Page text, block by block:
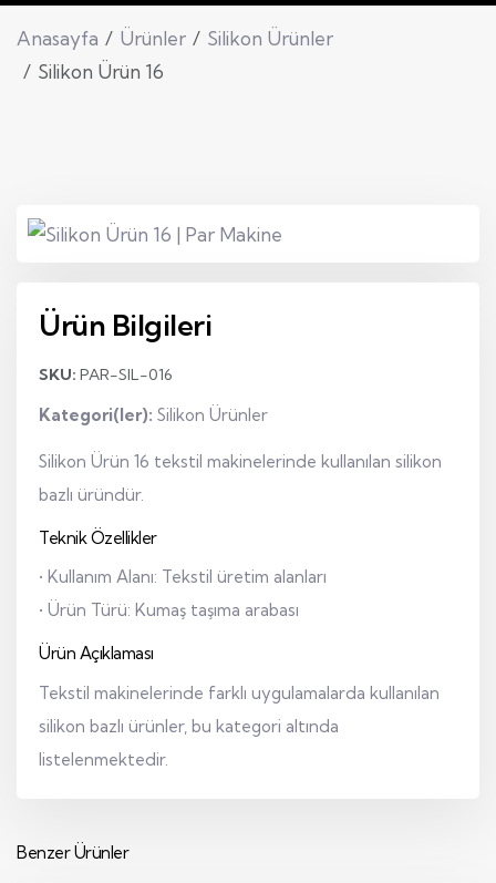
Anasayfa Ürünler
Silikon Ürünler
Silikon Ürün 16
Ürün Bilgileri
SKU: PAR-SIL-016
Kategori(ler): Silikon Ürünler
Silikon Ürün 16 tekstil makinelerinde kullanılan silikon
bazlı üründür.
Teknik Özellikler
• Kullanım Alanı: Tekstil üretim alanları
• Ürün Türü: Kumaş taşıma arabası
Ürün Açıklaması
Tekstil makinelerinde farklı uygulamalarda kullanılan
silikon bazlı ürünler, bu kategori altında
listelenmektedir.
Benzer Ürünler